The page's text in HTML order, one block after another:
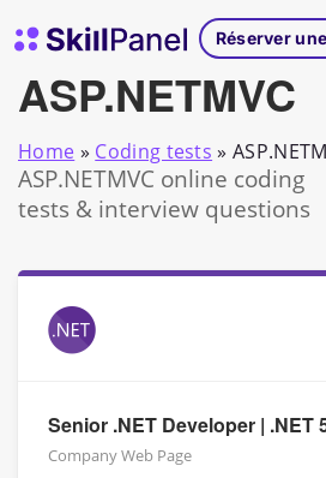
Page d'accueil de SkillPanel
Réserver
ASP.NETMVC
Home » Coding tests »
ASP.NETMVC online coding
tests & interview questions
Senior .NET Developer | .NET
Company Web Page